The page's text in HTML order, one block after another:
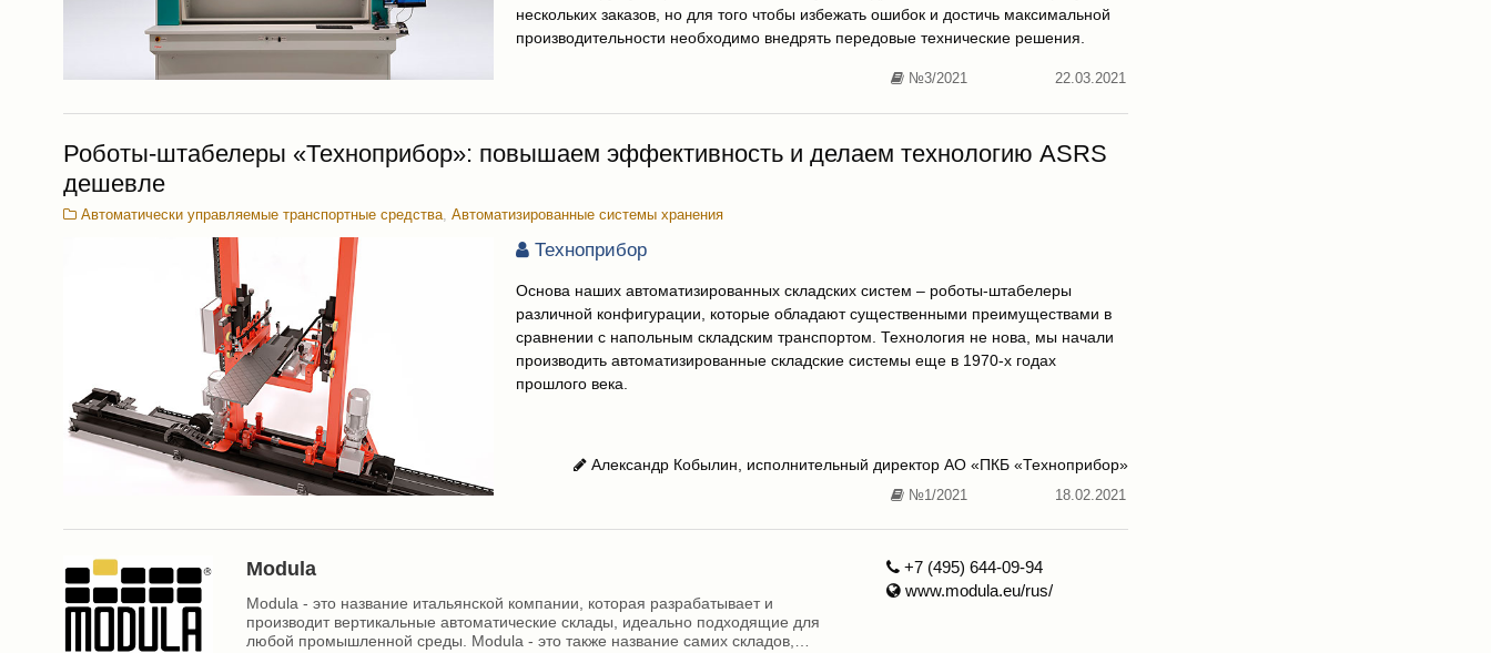
нескольких заказов, но для того чтобы избежать ошибок и достичь максимальной
производительности необходимо внедрять передовые технические решения.
№3/2021 22.03.2021
Роботы-штабелеры «Техноприбор»: повышаем эффективность и делаем технологию ASRS
дешевле
Автоматически управляемые транспортные средства, Автоматизированные системы хранения
Техноприбор
Основа наших автоматизированных складских систем – роботы-штабелеры
различной конфигурации, которые обладают существенными преимуществами в
сравнении с напольным складским транспортом. Технология не нова, мы начали
производить автоматизированные складские системы еще в 1970-х годах
прошлого века.
Александр Кобылин, исполнительный директор АО «ПКБ «Техноприбор»
№1/2021
18.02.2021
Modula
Modula - это название итальянской компании, которая разрабатывает и
производит вертикальные автоматические склады, идеально подходящие для
любой промышленной среды. Modula - это также название самих складов,
+7 (495) 644-09-94
www.modula.eu/rus/